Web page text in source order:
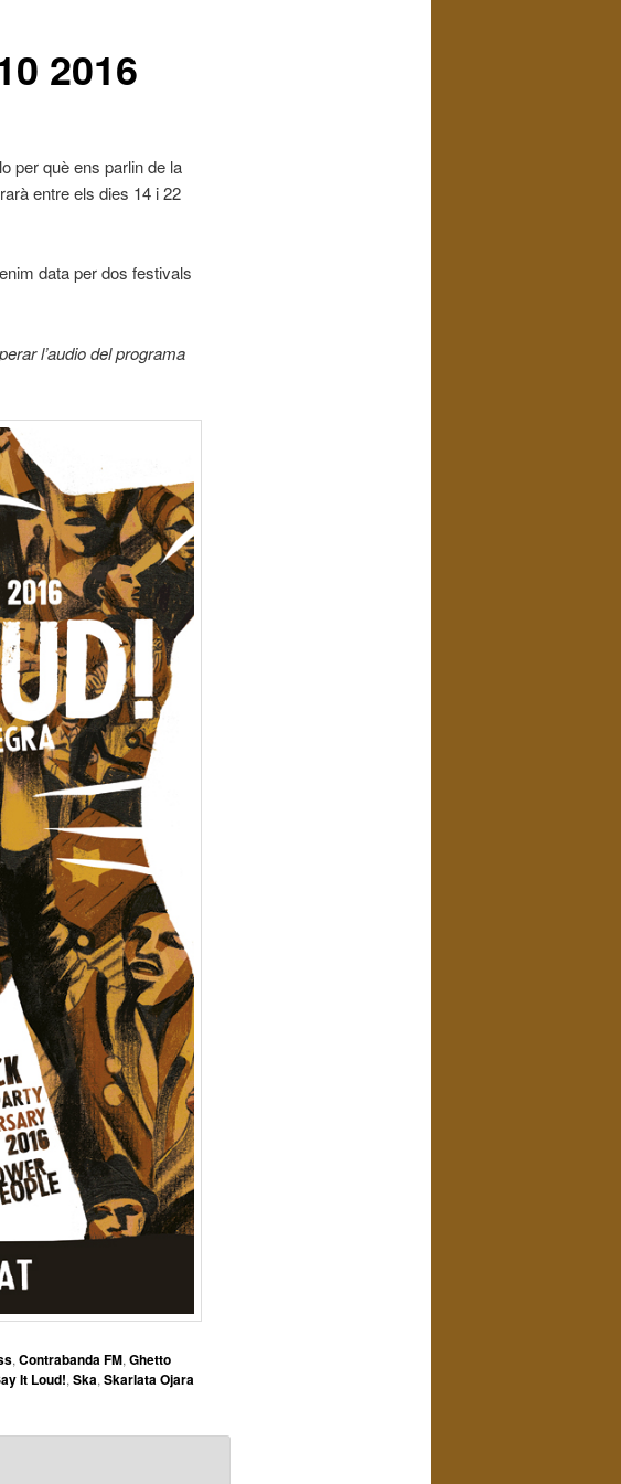
2016
per què ens parlin de la
entre els dies 14 i 22
data per dos festivals
l’audio del programa
, Contrabanda FM, Ghetto
It Loud!, Ska, Skarlata Ojara